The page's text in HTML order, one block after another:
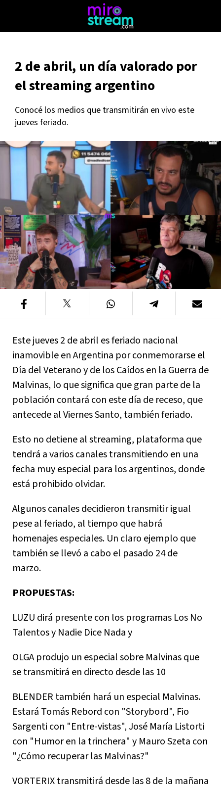
2 de abril, un día valorado por
el streaming argentino
Conocé los medios que transmitirán en vivo este
jueves feriado.
Este jueves 2 de abril es feriado nacional
inamovible en Argentina por conmemorarse el
Día del Veterano y de los Caídos en la Guerra de
Malvinas, lo que significa que gran parte de la
población contará con este día de receso, que
antecede al Viernes Santo, también feriado.
Esto no detiene al streaming, plataforma que
tendrá a varios canales transmitiendo en una
fecha muy especial para los argentinos, donde
está prohibido olvidar.
Algunos canales decidieron transmitir igual
pese al feriado, al tiempo que habrá
homenajes especiales. Un claro ejemplo que
también se llevó a cabo el pasado 24 de
marzo.
PROPUESTAS:
LUZU dirá presente con los programas Los No
Talentos y Nadie Dice Nada y
OLGA produjo un especial sobre Malvinas que
se transmitirá en directo desde las 10
BLENDER también hará un especial Malvinas.
Estará Tomás Rebord con "Storybord", Fio
Sargenti con "Entre-vistas", José María Listorti
con "Humor en la trinchera" y Mauro Szeta con
"¿Cómo recuperar las Malvinas?"
VORTERIX transmitirá desde las 8 de la mañana